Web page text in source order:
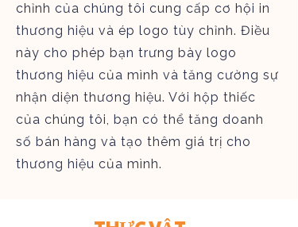
chỉnh của chúng tôi cung cấp cơ hội in
thương hiệu và ép logo tùy chỉnh. Điều
này cho phép bạn trưng bày logo
thương hiệu của mình và tăng cường sự
nhận diện thương hiệu. Với hộp thiếc
của chúng tôi, bạn có thể tăng doanh
số bán hàng và tạo thêm giá trị cho
thương hiệu của mình.